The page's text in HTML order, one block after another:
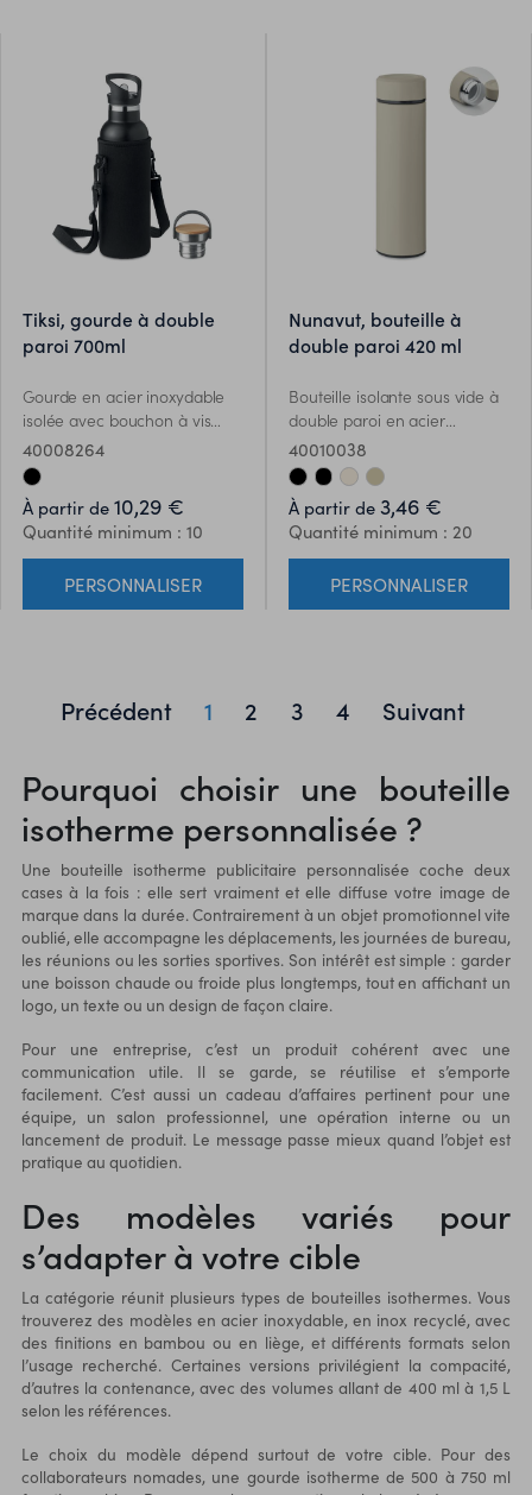
tiksi, gourde à double
paroi 700ml
Gourde en acier inoxydable
isolée avec bouchon à vis
antifuite et bouchon-paille
intégré interchangeable
supplémentaire. Fournie avec
un sac de transport en
néoprène. Capacité : 700 ml.
40008264
À partir de 10,29 €
Quantité minimum : 10
PERSONNALISER
nunavut, bouteille à
double paroi 420 ml
Bouteille isolante sous vide à
double paroi en acier
inoxydable recyclé (90 %
d'acier inoxydable recyclé et
10 % d'acier inoxydable) avec
revêtement intérieur. Anti
fuite. Capacité : 420 ml.
40010038
À partir de 3,46 €
Quantité minimum : 20
PERSONNALISER
Précédent 1 2 3 4 Suivant
Pourquoi choisir une bouteille
isotherme personnalisée ?
Une bouteille isotherme publicitaire personnalisée coche deux
cases à la fois : elle sert vraiment et elle diffuse votre image de
marque dans la durée. Contrairement à un objet promotionnel vite
oublié, elle accompagne les déplacements, les journées de bureau,
les réunions ou les sorties sportives. Son intérêt est simple : garder
une boisson chaude ou froide plus longtemps, tout en affichant un
logo, un texte ou un design de façon claire.
Pour une entreprise, c’est un produit cohérent avec une
communication utile. Il se garde, se réutilise et s’emporte
facilement. C’est aussi un cadeau d’affaires pertinent pour une
équipe, un salon professionnel, une opération interne ou un
lancement de produit. Le message passe mieux quand l’objet est
pratique au quotidien.
Des modèles variés pour
s’adapter à votre cible
La catégorie réunit plusieurs types de bouteilles isothermes. Vous
trouverez des modèles en acier inoxydable, en inox recyclé, avec
des finitions en bambou ou en liège, et différents formats selon
l’usage recherché. Certaines versions privilégient la compacité,
d’autres la contenance, avec des volumes allant de 400 ml à 1,5 L
selon les références.
Le choix du modèle dépend surtout de votre cible. Pour des
collaborateurs nomades, une gourde isotherme de 500 à 750 ml